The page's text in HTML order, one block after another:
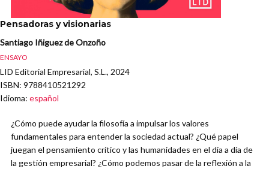
Pensadoras y visionarias
Santiago Iñiguez de Onzoño
ENSAYO
LID Editorial Empresarial, S.L., 2024
ISBN: 9788410521292
Idioma: español
¿Cómo puede ayudar la filosofía a impulsar los valores
fundamentales para entender la sociedad actual? ¿Qué papel
juegan el pensamiento crítico y las humanidades en el día a día de
la gestión empresarial? ¿Cómo podemos pasar de la reflexión a la